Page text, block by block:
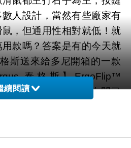
人設計，當然有些廠家有
，但通用性相對就低！就
款嗎？答案是有的今天就
斯送來給多尼開箱的一款
泰格斯】ErgoFlip™
」，它真的做到左右開弓
ErgoFlip™ EcoSmart™ 翻
續閱讀